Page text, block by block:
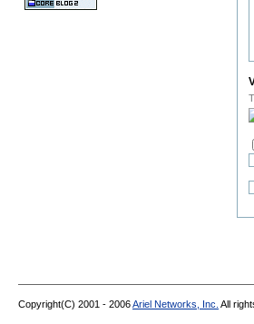
Copyright(C) 2001 - 2006Ariel Networks, Inc. All